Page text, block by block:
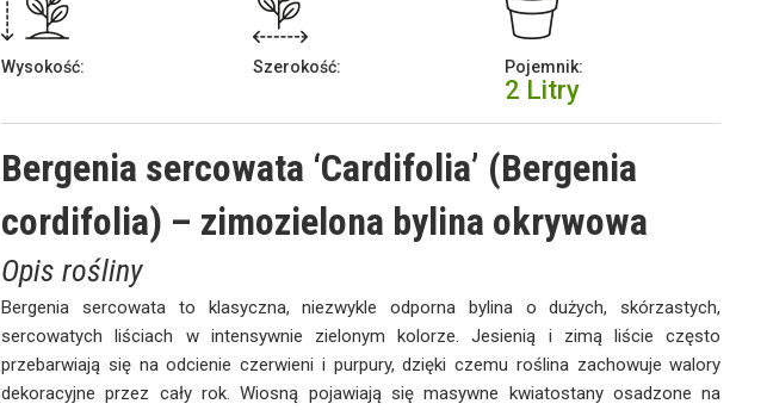
Wysokość: Szerokość: Pojemnik:
2 Litry
Bergenia sercowata ‘Cardifolia’ (Bergenia
cordifolia) – zimozielona bylina okrywowa
Opis rośliny
Bergenia sercowata to klasyczna, niezwykle odporna bylina o dużych, skórzastych,
sercowatych liściach w intensywnie zielonym kolorze. Jesienią i zimą liście często
przebarwiają się na odcienie czerwieni i purpury, dzięki czemu roślina zachowuje walory
dekoracyjne przez cały rok. Wiosną pojawiają się masywne kwiatostany osadzone na